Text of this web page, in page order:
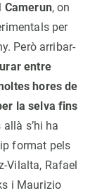
Camerun, on
per
Però arribar-
entre
hores de
la selva fins
allà s’hi ha
format pels
Vilalta, Rafael
i Maurizio